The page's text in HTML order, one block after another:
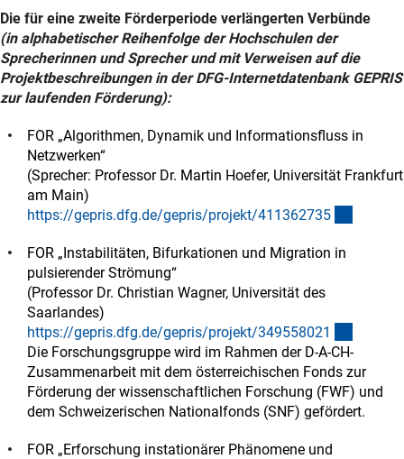
Die für eine zweite Förderperiode verlängerten Verbünde
(in alphabetischer Reihenfolge der Hochschulen der
Sprecherinnen und Sprecher und mit Verweisen auf die
Projektbeschreibungen in der DFG-Internetdatenbank GEPRIS
zur laufenden Förderung):
FOR „Algorithmen, Dynamik und Informationsfluss in
Netzwerken“
(Sprecher: Professor Dr. Martin Hoefer, Universität Frankfurt
am Main)
https://gepris.dfg.de/gepris/projekt/411362735
FOR „Instabilitäten, Bifurkationen und Migration in
pulsierender Strömung“
(Professor Dr. Christian Wagner, Universität des
Saarlandes)
https://gepris.dfg.de/gepris/projekt/349558021
Die Forschungsgruppe wird im Rahmen der D-A-CH-
Zusammenarbeit mit dem österreichischen Fonds zur
Förderung der wissenschaftlichen Forschung (FWF) und
dem Schweizerischen Nationalfonds (SNF) gefördert.
FOR „Erforschung instationärer Phänomene und